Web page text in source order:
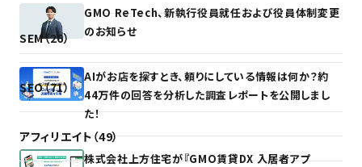
SEM（26）
SEO（71）
アフィリエイト（49）
GMO ReTech、新執行役員就任および役員体制変更
のお知らせ
AIがお店を探すとき、頼りにしている情報は何か？約
44万件の回答を分析した調査レポートを公開しまし
た！
株式会社上方住宅が『GMO賃貸DX 入居者アプ